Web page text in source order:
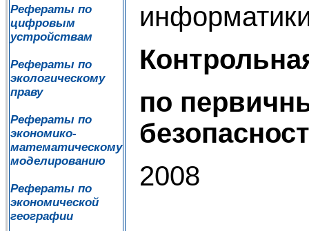
Рефераты по
цифровым
устройствам
Рефераты по
экологическому
праву
Рефераты по
экономико-
математическому
моделированию
Рефераты по
экономической
географии
по
2008